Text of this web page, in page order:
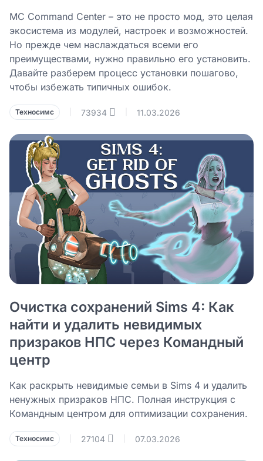
MC Command Center – это не просто мод, это целая
экосистема из модулей, настроек и возможностей.
Но прежде чем наслаждаться всеми его
преимуществами, нужно правильно его установить.
Давайте разберем процесс установки пошагово,
чтобы избежать типичных ошибок.
Техносимс 73934 11.03.2026
Очистка сохранений Sims 4: Как
найти и удалить невидимых
призраков НПС через Командный
центр
Как раскрыть невидимые семьи в Sims 4 и удалить
ненужных призраков НПС. Полная инструкция с
Командным центром для оптимизации сохранения.
Техносимс 27104 07.03.2026